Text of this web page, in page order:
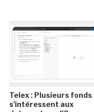
Telex : Plusieurs fonds
s'intéressent aux